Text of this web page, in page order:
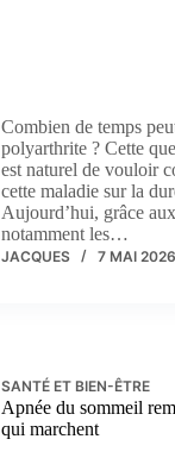
Combien de temps
polyarthrite ? Cette
est naturel de vouloir
cette maladie sur la
Aujourd’hui, grâce
notamment les…
JACQUES 7 MAI 2026
SANTÉ ET BIEN-ÊTRE
Apnée du sommeil
qui marchent